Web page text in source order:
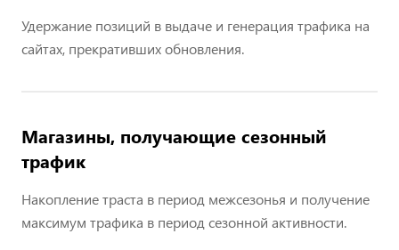
Удержание позиций в выдаче и генерация трафика на
сайтах, прекративших обновления.
Магазины, получающие сезонный
трафик
Накопление траста в период межсезонья и получение
максимум трафика в период сезонной активности.